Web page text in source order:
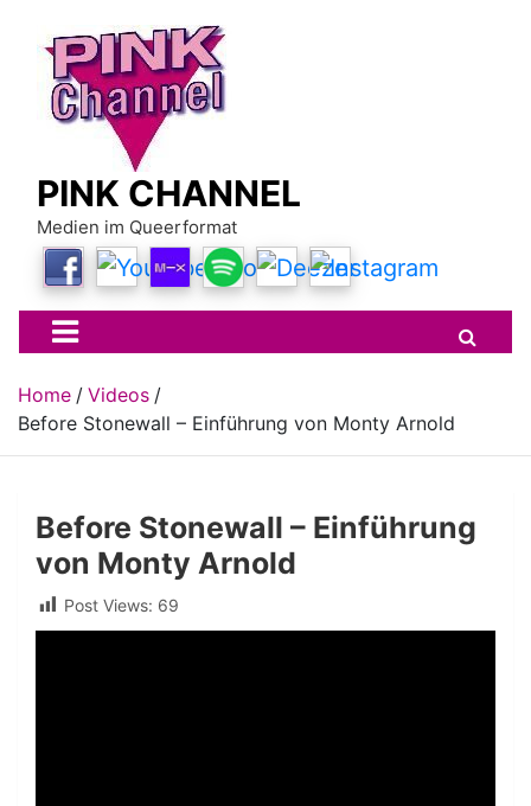
content
PINK CHANNEL
Medien im Queerformat
Home
Videos
Before Stonewall – Einführung von Monty Arnold
Before Stonewall – Einführung
von Monty Arnold
Post Views: 69